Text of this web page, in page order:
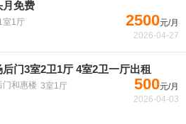
月免费
室1厅
2500元/月
2026-04-27
门3室2卫1厅 4室2卫一厅出租
门和惠楼 3室1厅
500元/月
2026-04-03